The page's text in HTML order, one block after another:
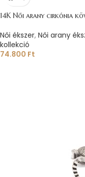
14K Női arany cirkónia
Női ékszer, Női arany
kollekció
74.800 Ft